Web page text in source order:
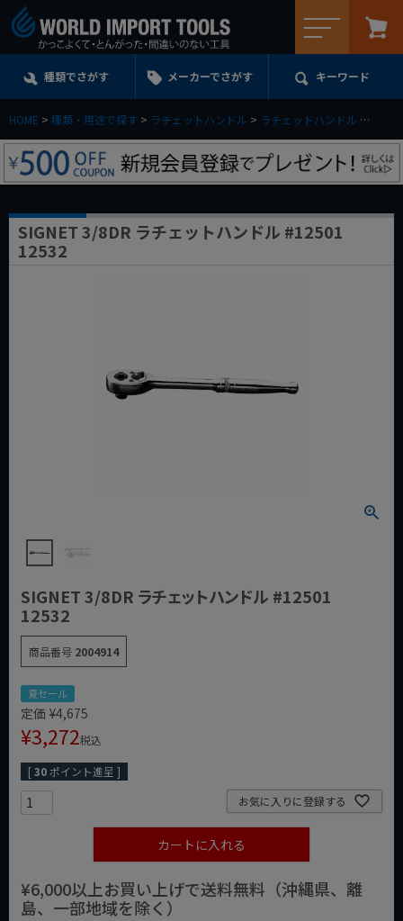
種類でさがす メーカーでさがす キーワード
HOME 種類・用途で探す ラチェットハンドル ラチェットハンドル
SIGNET 3/8DR ラチェットハンドル #12501
12532
SIGNET 3/8DR ラチェットハンドル #12501
12532
商品番号 2004914
夏セール
定価 ¥4,675
¥3,272税込
[30ポイント進呈 ]
お気に入りに登録する
カートに入れる
¥6,000以上お買い上げで送料無料（沖縄県、離
島、一部地域を除く）